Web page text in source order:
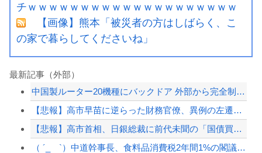
チｗｗｗｗｗｗｗｗｗｗｗｗｗｗｗｗｗｗｗｗ
【画像】熊本「被災者の方はしばらく、こ
の家で暮らしてくださいね」
最新記事（外部）
中国製ルーター20機種にバックドア 外部から完全制御できる機能が仕込まれていた
【悲報】高市早苗に逆らった財務官僚、異例の左遷ｗｗｗｗｗｗｗｗ
【悲報】高市首相、日銀総裁に前代未聞の「国債買い入れ」を要請
（ ´_ゝ`）中道幹事長、食料品消費税2年間1%の閣議決定を批判 → 記者「中道...